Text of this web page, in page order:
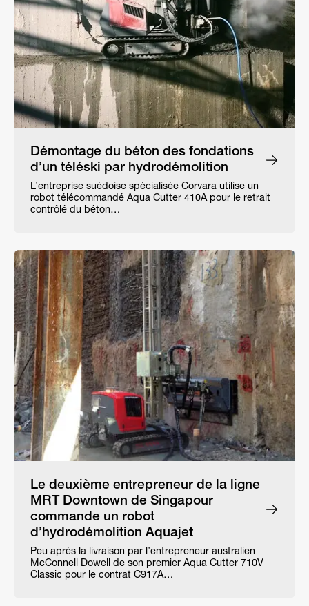
Démontage du béton des fondations
d’un téléski par hydrodémolition
L’entreprise suédoise spécialisée Corvara utilise un
robot télécommandé Aqua Cutter 410A pour le retrait
contrôlé du béton…
Le deuxième entrepreneur de la ligne
MRT Downtown de Singapour
commande un robot
d’hydrodémolition Aquajet
Peu après la livraison par l’entrepreneur australien
McConnell Dowell de son premier Aqua Cutter 710V
Classic pour le contrat C917A…